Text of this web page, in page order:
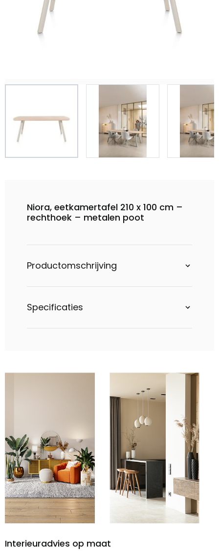
Niora, eetkamertafel 210 x 100 cm –
rechthoek – metalen poot
Productomschrijving
Specificaties
Interieuradvies op maat